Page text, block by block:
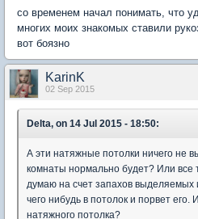
со временем начал понимать, что
многих моих знакомых ставили
вот боязно
KarinK
02 Sep 2015
Delta, on 14 Jul 2015 - 18:50:
А эти натяжные потолки ничего не
комнаты нормально будет? Или все
думаю на счет запахов выделяемых
чего нибудь в потолок и порвет
натяжного потолка?